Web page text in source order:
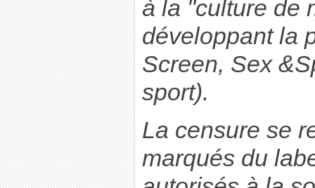
à la "culture de
développant la
Screen, Sex
sport).
La censure se
marqués du